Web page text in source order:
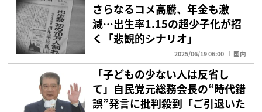
さらなるコメ高騰、年金も激
減…出生率1.15の超少子化が招
く「悲観的シナリオ」
2025/06/19 06:00 国内
「子どもの少ない人は反省し
て」自民党元総務会長の“時代錯
誤”発言に批判殺到「ご引退いた